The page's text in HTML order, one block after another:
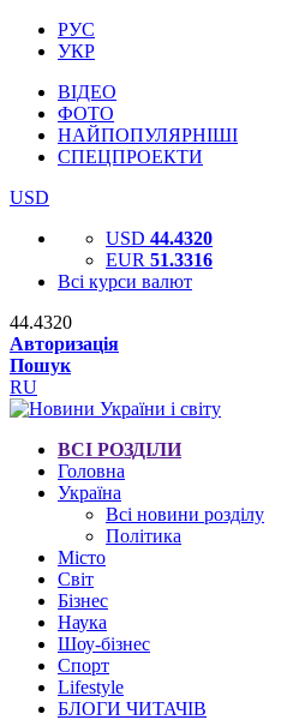
РУС
УКР
ВІДЕО
ФОТО
НАЙПОПУЛЯРНІШІ
СПЕЦПРОЕКТИ
USD
USD 44.4320
EUR 51.3316
Всі курси валют
44.4320
Авторизація
Пошук
RU
ВСІ РОЗДІЛИ
Головна
Україна
Всі новини розділу
Політика
Місто
Світ
Бізнес
Наука
Шоу-бізнес
Спорт
Lifestyle
БЛОГИ ЧИТАЧІВ